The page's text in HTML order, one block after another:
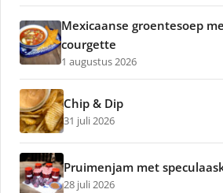
Mexicaanse groentesoep
courgette
1 augustus 2026
Chip & Dip
31 juli 2026
Pruimenjam met
28 juli 2026